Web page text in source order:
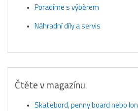
Poradíme s výběrem
Náhradní díly a servis
Čtěte v magazínu
Skatebord, penny board nebo